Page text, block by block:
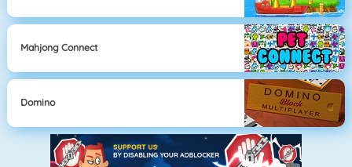
Mahjong Connect
Domino